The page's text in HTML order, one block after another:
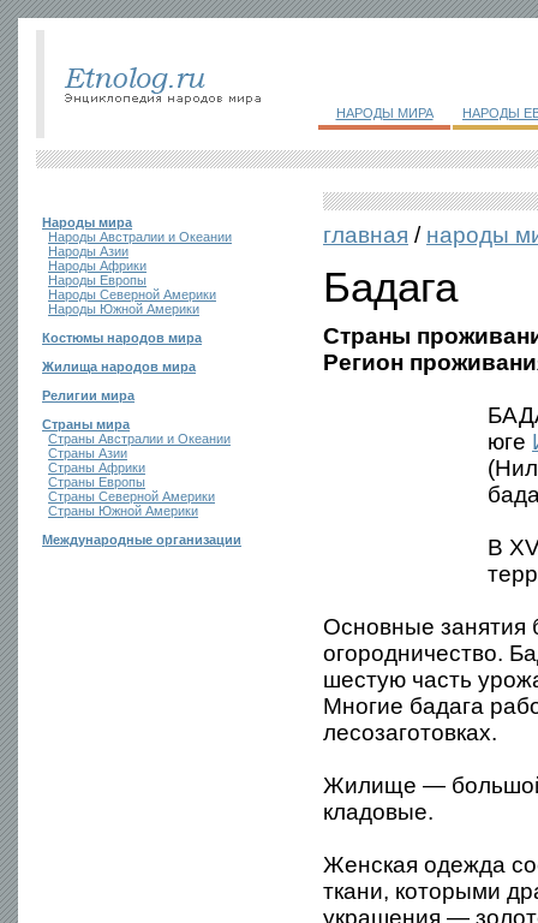
НАРОДЫ МИРА НАРОДЫ
Народы мира
Народы Австралии и Океании
Народы Азии
Народы Африки
Народы Европы
Народы Северной Америки
Народы Южной Америки
Костюмы народов мира
Жилища народов мира
Религии мира
Страны мира
Страны Австралии и Океании
Страны Азии
Страны Африки
Страны Европы
Страны Северной Америки
Страны Южной Америки
Международные организации
главная / народы
Бадага
Страны
Регион
юге
В
Основные занятия
огородничество.
шестую часть
Многие бадага
лесозаготовках.
Жилище —
кладовые.
Женская одежда
ткани, которыми
украшения —